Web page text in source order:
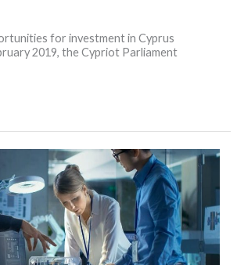
for investment in Cyprus
2019, the Cypriot Parliament